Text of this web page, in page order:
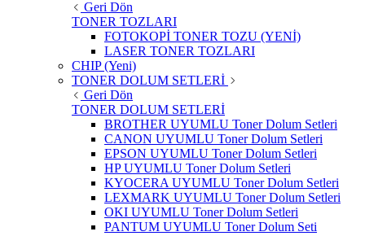
Geri Dön
TONER TOZLARI
FOTOKOPİ TONER TOZU (YENİ)
LASER TONER TOZLARI
CHIP (Yeni)
TONER DOLUM SETLERİ
Geri Dön
TONER DOLUM SETLERİ
BROTHER UYUMLU Toner Dolum Setleri
CANON UYUMLU Toner Dolum Setleri
EPSON UYUMLU Toner Dolum Setleri
HP UYUMLU Toner Dolum Setleri
KYOCERA UYUMLU Toner Dolum Setleri
LEXMARK UYUMLU Toner Dolum Setleri
OKI UYUMLU Toner Dolum Setleri
PANTUM UYUMLU Toner Dolum Seti